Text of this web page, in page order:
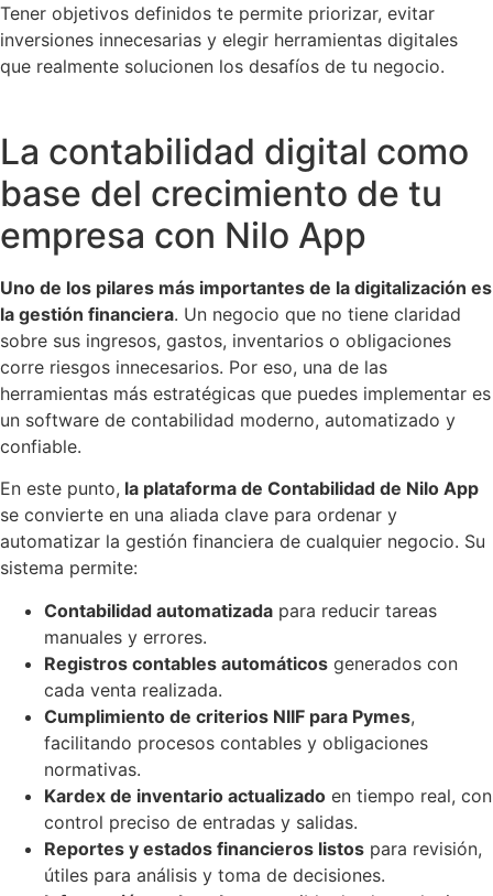
Tener objetivos definidos te permite priorizar, evitar
inversiones innecesarias y elegir herramientas digitales
que realmente solucionen los desafíos de tu negocio.
La contabilidad digital como
base del crecimiento de tu
empresa con Nilo App
Uno de los pilares más importantes de la digitalización es
la gestión financiera. Un negocio que no tiene claridad
sobre sus ingresos, gastos, inventarios o obligaciones
corre riesgos innecesarios. Por eso, una de las
herramientas más estratégicas que puedes implementar es
un software de contabilidad moderno, automatizado y
confiable.
En este punto, la plataforma de Contabilidad de Nilo App
se convierte en una aliada clave para ordenar y
automatizar la gestión financiera de cualquier negocio. Su
sistema permite:
Contabilidad automatizada para reducir tareas
manuales y errores.
Registros contables automáticos generados con
cada venta realizada.
Cumplimiento de criterios NIIF para Pymes,
facilitando procesos contables y obligaciones
normativas.
Kardex de inventario actualizado en tiempo real, con
control preciso de entradas y salidas.
Reportes y estados financieros listos para revisión,
útiles para análisis y toma de decisiones.